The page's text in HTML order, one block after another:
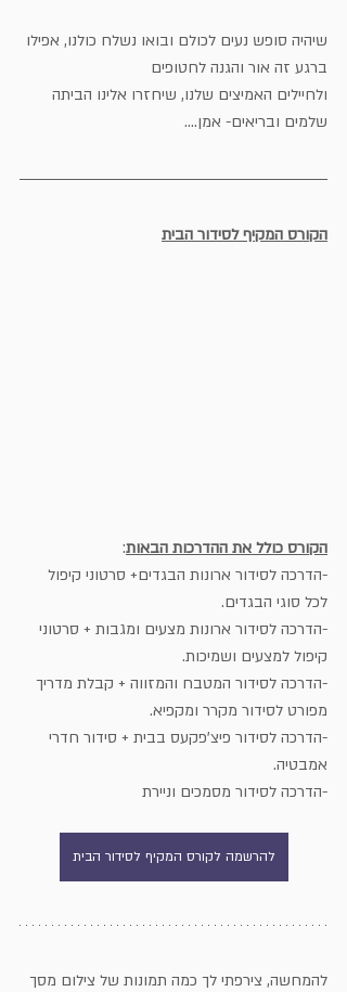
שיהיה סופש נעים לכולם ובואו נשלח כולנו, אפילו
ברגע זה אור והגנה לחטופים
ולחיילים האמיצים שלנו, שיחזרו אלינו הביתה
שלמים ובריאים- אמן....
הקורס המקיף לסידור הבית
הקורס כולל את ההדרכות הבאות:
-הדרכה לסידור ארונות הבגדים+ סרטוני קיפול
לכל סוגי הבגדים.
-הדרכה לסידור ארונות מצעים ומגבות + סרטוני
קיפול למצעים ושמיכות.
-הדרכה לסידור המטבח והמזווה + קבלת מדריך
מפורט לסידור מקרר ומקפיא.
-הדרכה לסידור פיצ'פקעס בבית + סידור חדרי
אמבטיה.
-הדרכה לסידור מסמכים וניירת
להרשמה לקורס המקיף לסידור הבית
להמחשה, צירפתי לך כמה תמונות של צילום מסך